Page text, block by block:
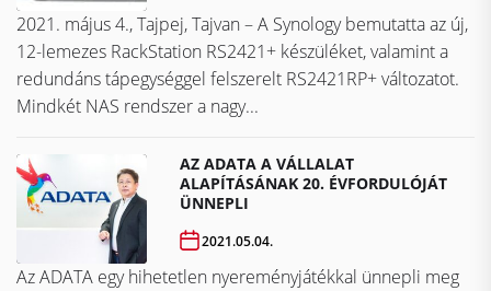
2021. május 4., Tajpej, Tajvan – A Synology bemutatta az új,
12-lemezes RackStation RS2421+ készüléket, valamint a
redundáns tápegységgel felszerelt RS2421RP+ változatot.
Mindkét NAS rendszer a nagy...
AZ ADATA A VÁLLALAT
ALAPÍTÁSÁNAK 20. ÉVFORDULÓJÁT
ÜNNEPLI
2021.05.04.
Az ADATA egy hihetetlen nyereményjátékkal ünnepli meg